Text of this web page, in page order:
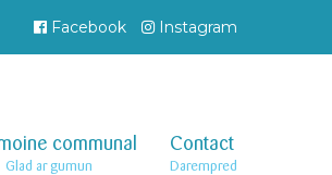
Facebook Instagram
communal
Glad ar gumun
Contact
Darempred